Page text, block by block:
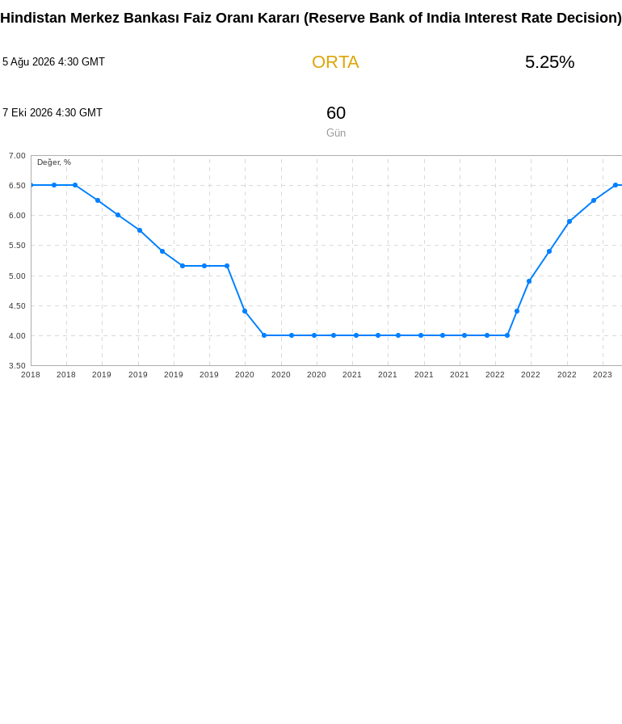
Hindistan Merkez Bankası Faiz Oranı Kararı (Reserve Bank of India Interest Rate Decision)
5 Ağu 2026 4:30 GMT ORTA 5.25%
7 Eki 2026 4:30 GMT 60
Gün